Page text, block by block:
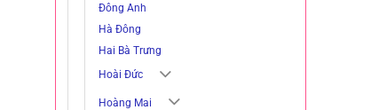
Đông Anh
Hà Đông
Hai Bà Trưng
Hoài Đức
Hoàng Mai